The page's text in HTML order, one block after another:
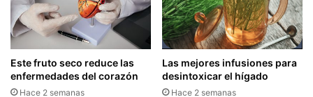
Este fruto seco reduce las
enfermedades del corazón
Hace 2 semanas
Las mejores infusiones para
desintoxicar el hígado
Hace 2 semanas